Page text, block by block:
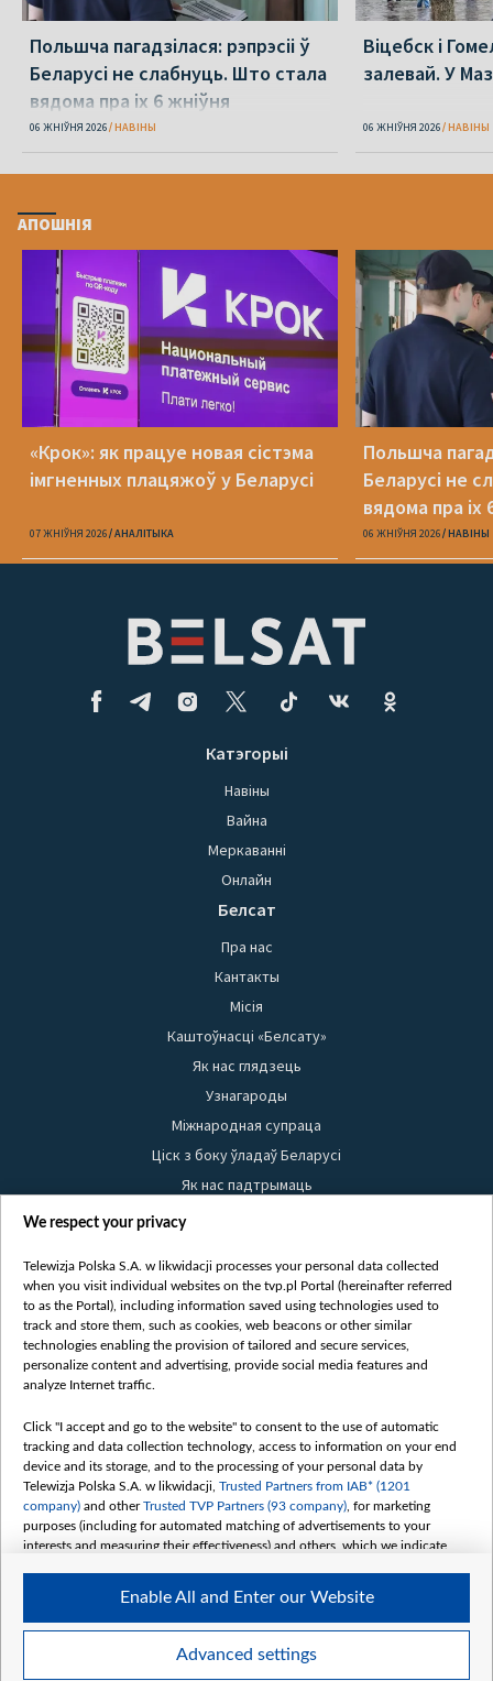
Польшча пагадзілася: рэпрэсіі ў
Беларусі не слабнуць. Што стала
вядома пра іх 6 жніўня
06 ЖНІЎНЯ 2026 НАВІНЫ
Віцебск і
залевай. У
06 ЖНІЎНЯ 2026 НАВІНЫ
АПОШНІЯ
«Крок»: як працуе новая сістэма
імгненных плацяжоў у Беларусі
07 ЖНІЎНЯ 2026 АНАЛІТЫКА
Польшча
Беларусі не
вядома пра іх
06 ЖНІЎНЯ 2026 НАВІНЫ
Катэгорыі
Навіны
Вайна
Меркаванні
Онлайн
Белсат
Пра нас
Кантакты
Місія
Каштоўнасці «Белсату»
Як нас глядзець
Узнагароды
Міжнародная супраца
Ціск з боку ўладаў Беларусі
Як нас падтрымаць
Правілы выкарыстання матэрыялаў
Бяспека
Youtube
Белсат news
Белсат Shorts
Жэстачайшы мульт
Belsat English
Biełsat PL
Белсат Now
Белсат History
Белсат Music
Белсат Doc
My consents
We respect your privacy
Telewizja Polska S.A. w likwidacji processes your personal data collected
when you visit individual websites on the tvp.pl Portal (hereinafter referred
to as the Portal), including information saved using technologies used to
track and store them, such as cookies, web beacons or other similar
technologies enabling the provision of tailored and secure services,
personalize content and advertising, provide social media features and
analyze Internet traffic.
Click "I accept and go to the website" to consent to the use of automatic
tracking and data collection technology, access to information on your end
device and its storage, and to the processing of your personal data by
Telewizja Polska S.A. w likwidacji, Trusted Partners from IAB* (1201
company) and otherTrusted TVP Partners (93 company) , for marketing
purposes (including for automated matching of advertisements to your
interests and measuring their effectiveness) and others, which we indicate
The purposes of processing your data by TVP S.A. w likwidacji are as
follows:
Use limited data to select advertising
Advanced settings
Enable All and Enter our Website